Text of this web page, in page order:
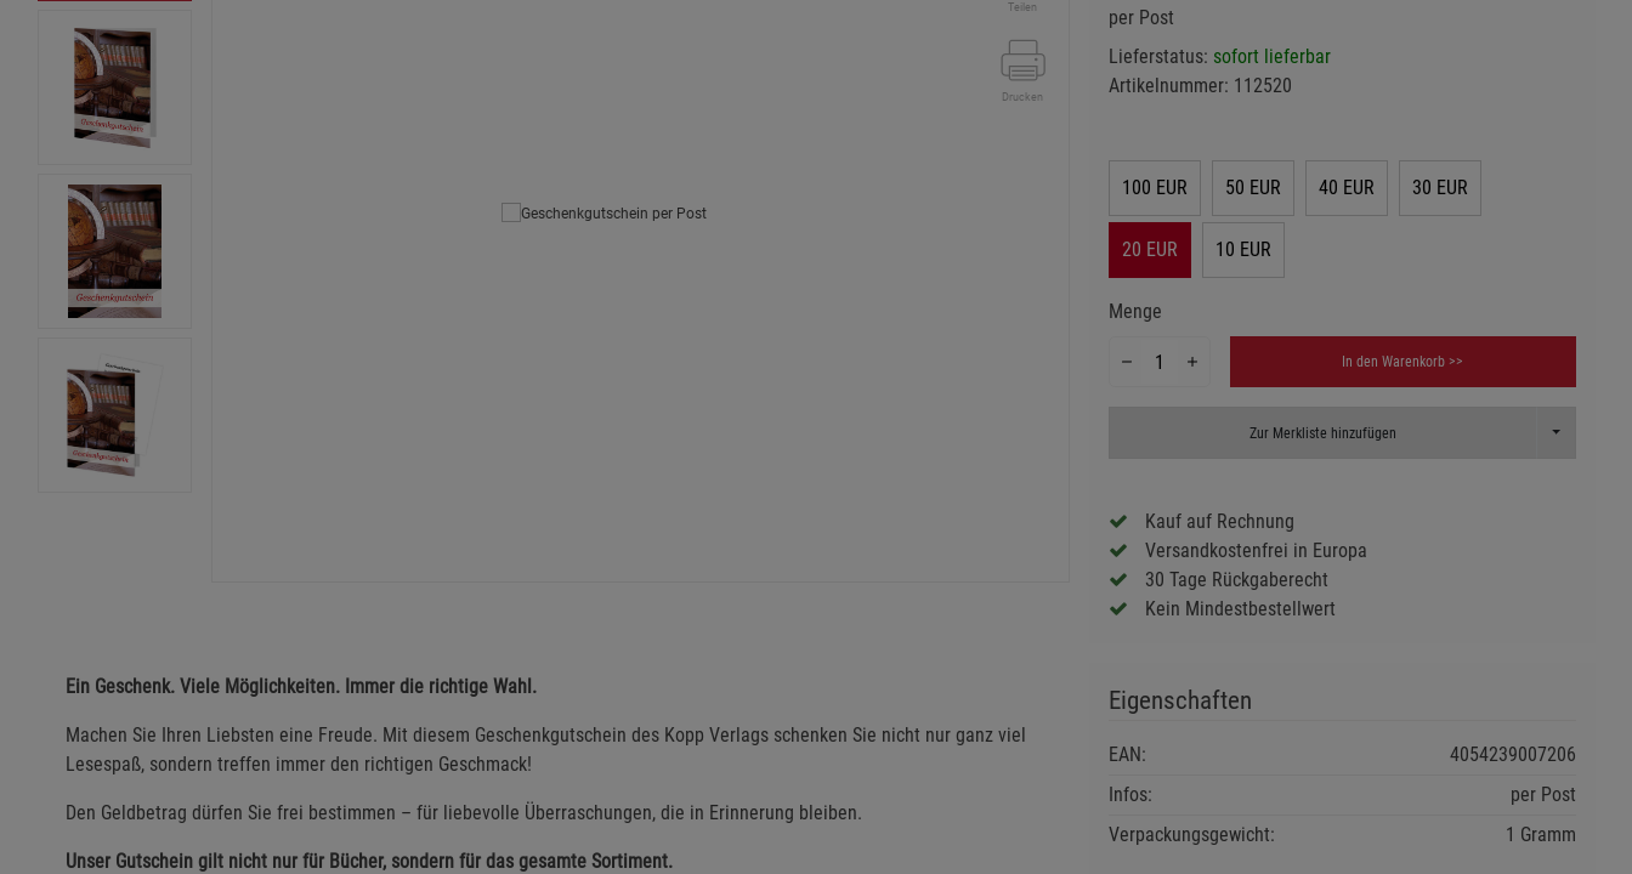
Teilen
Drucken
per Post
Lieferstatus: sofort lieferbar
Artikelnummer: 112520
100 EUR 50 EUR 40 EUR 30 EUR
20 EUR 10 EUR
Menge
In den Warenkorb >>
Zur Merkliste hinzufügen Toggle
Kauf auf Rechnung
Versandkostenfrei in Europa
30 Tage Rückgaberecht
Kein Mindestbestellwert
Ein Geschenk. Viele Möglichkeiten. Immer die richtige Wahl.
Machen Sie Ihren Liebsten eine Freude. Mit diesem Geschenkgutschein des Kopp Verlags schenken Sie nicht nur ganz viel
Lesespaß, sondern treffen immer den richtigen Geschmack!
Den Geldbetrag dürfen Sie frei bestimmen – für liebevolle Überraschungen, die in Erinnerung bleiben.
Unser Gutschein gilt nicht nur für Bücher, sondern für das gesamte Sortiment.
Eigenschaften
EAN:
4054239007206
Infos:
per Post
Verpackungsgewicht:
1 Gramm